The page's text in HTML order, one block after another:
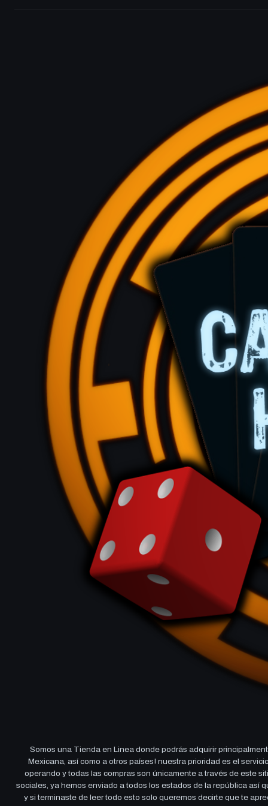
Somos una Tienda en Linea donde podrás adquirir
Mexicana, así como a otros países! nuestra prioridad es el
operando y todas las compras son únicamente a través de este
sociales, ya hemos enviado a todos los estados de la república así
y si terminaste de leer todo esto solo queremos decirte que te